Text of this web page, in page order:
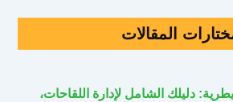
المقالات
دليلك الشامل لإدارة اللقاحات،